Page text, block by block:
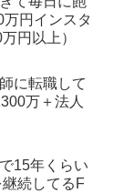
円インスタ
円以上）
に転職して
万＋法人
15年くらい
続してるF